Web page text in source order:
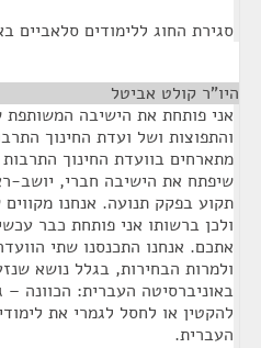
סגירת החוג ללימודים סלאביים
היו"ר קולט אביטל
אני פותחת את הישיבה
והתפוצות ושל ועדת החינוך
מתארחים בוועדת החינוך
שיפתח את הישיבה חברי, יושב-
תקוע בפקק תנועה. אנחנו
ולכן ברשותו אני פותחת כבר
אתכם. אנחנו התכנסנו שתי
ולמרות הבחירות, בגלל נושא
באוניברסיטה העברית: הכוונה
להקטין או לחסל לגמרי את
העברית.